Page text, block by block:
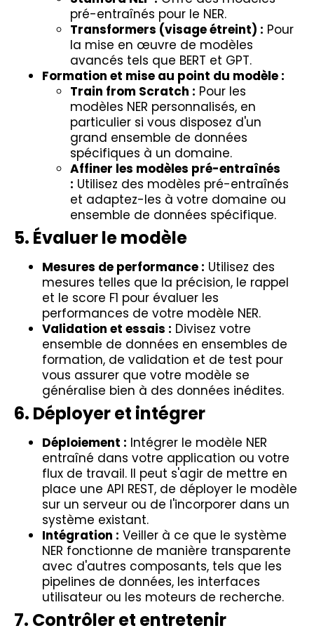
pré-entraînés pour le NER.
Transformers (visage étreint) : Pour
la mise en œuvre de modèles
avancés tels que BERT et GPT.
Formation et mise au point du modèle :
Train from Scratch : Pour les
modèles NER personnalisés, en
particulier si vous disposez d'un
grand ensemble de données
spécifiques à un domaine.
Affiner les modèles pré-entraînés
: Utilisez des modèles pré-entraînés
et adaptez-les à votre domaine ou
ensemble de données spécifique.
5. Évaluer le modèle
Mesures de performance : Utilisez des
mesures telles que la précision, le rappel
et le score F1 pour évaluer les
performances de votre modèle NER.
Validation et essais : Divisez votre
ensemble de données en ensembles de
formation, de validation et de test pour
vous assurer que votre modèle se
généralise bien à des données inédites.
6. Déployer et intégrer
Déploiement : Intégrer le modèle NER
entraîné dans votre application ou votre
flux de travail. Il peut s'agir de mettre en
place une API REST, de déployer le modèle
sur un serveur ou de l'incorporer dans un
système existant.
Intégration : Veiller à ce que le système
NER fonctionne de manière transparente
avec d'autres composants, tels que les
pipelines de données, les interfaces
utilisateur ou les moteurs de recherche.
7. Contrôler et entretenir